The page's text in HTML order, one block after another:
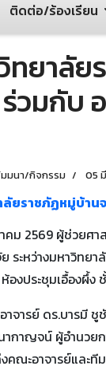
ติดต่อ/ร้องเรียน
ทยาลัย
วมกับ
มนา/กิจกรรม 05
ลัยราชภัฏหมู่บ้า
คม 2569 ผู้ช่วยศ
ย ระหว่างมหาวิท
องประชุมเอื้องผึ้ง
าจารย์ ดร.บารมี
กาญจน์ ผู้อำนวยก
คณะอาจารย์และ